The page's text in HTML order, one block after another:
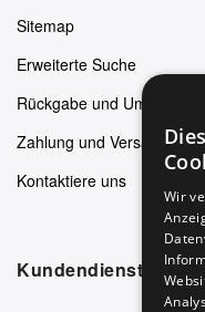
Sitemap
Erweiterte Suche
Rückgabe und Umtausch
Zahlung und Versand
Kontaktiere uns
Kundendienst
Wir